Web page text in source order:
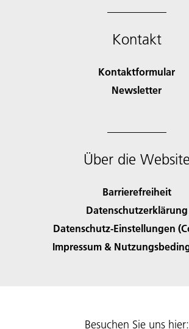
Kontakt
Kontaktformular
Newsletter
Über die Website
Barrierefreiheit
Datenschutzerklärung
Datenschutz-Einstellungen
Impressum &
Besuchen Sie uns hier: